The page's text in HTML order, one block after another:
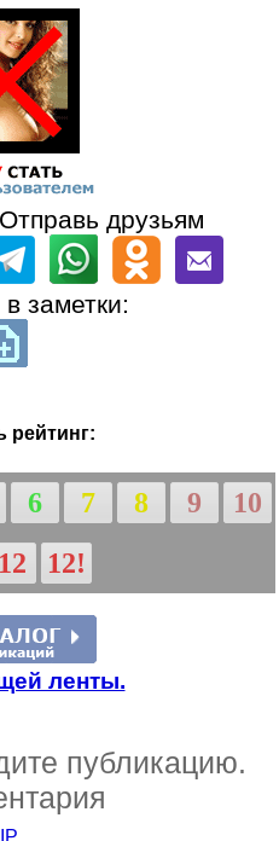
друзьям
заметки:
рейтинг:
6 7 8 9
10
12 12!
ленты.
публикацию.